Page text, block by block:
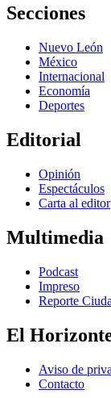
Secciones
Nuevo León
México
Internacional
Economía
Deportes
Editorial
Opinión
Espectáculos
Carta al editor
Multimedia
Podcast
Impreso
Reporte
El
Aviso de
Contacto